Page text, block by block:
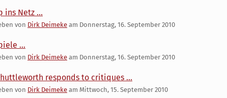
ins Netz ...
von Dirk Deimeke am Donnerstag, 16. September 2010
...
von Dirk Deimeke am Donnerstag, 16. September 2010
responds to critiques ...
von Dirk Deimeke am Mittwoch, 15. September 2010